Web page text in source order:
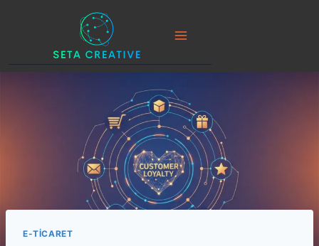
E-TICARET